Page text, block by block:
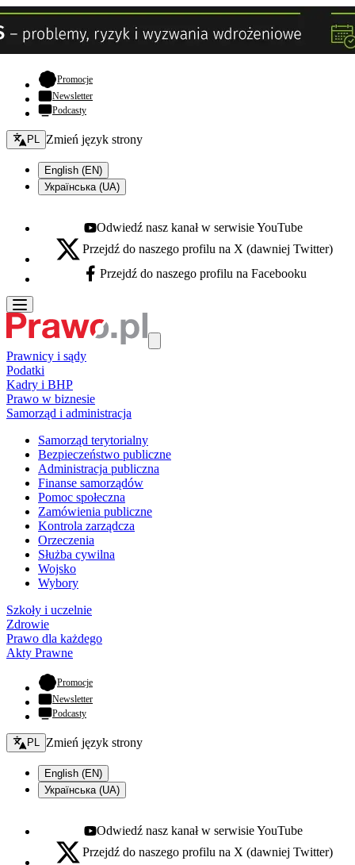
Promocje- otwiera się w nowej karcie
Newsletter
Podcasty
Zmień język - bieżący:
PL Zmień język strony
English (EN)
Українська (UA)
Youtube - otwiera się w nowej karcie
Odwiedź nasz kanał w serwisie YouTube
X - otwiera się w nowej karcie
Przejdź do naszego profilu na X (dawniej Twitter)
Facebook - otwiera się w nowej karcie
Przejdź do naszego profilu na Facebooku
Prawnicy i sądy
Podatki
Kadry i BHP
Prawo w biznesie
Samorząd i administracja
Samorząd terytorialny
Bezpieczeństwo publiczne
Administracja publiczna
Finanse samorządów
Pomoc społeczna
Zamówienia publiczne
Kontrola zarządcza
Orzeczenia
Służba cywilna
Wojsko
Wybory
Szkoły i uczelnie
Zdrowie
Prawo dla każdego
Akty Prawne
Promocje- otwiera się w nowej karcie
Newsletter
Podcasty
Zmień język - bieżący:
PL Zmień język strony
English (EN)
Українська (UA)
Youtube - otwiera się w nowej karcie
Odwiedź nasz kanał w serwisie YouTube
X - otwiera się w nowej karcie
Przejdź do naszego profilu na X (dawniej Twitter)